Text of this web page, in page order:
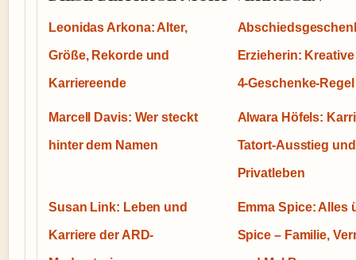
Leonidas Arkona: Alter,
Größe, Rekorde und
Karriereende
Erzieherin:
4-Geschenke-Regel
Marcell Davis: Wer steckt
hinter dem Namen
Alwara Höfels:
Tatort-Ausstieg und
Privatleben
Susan Link: Leben und
Karriere der ARD-
Emma Spice: Alles
Spice – Familie,